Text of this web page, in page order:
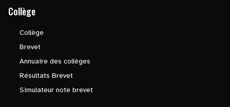
Collège
Collège
Brevet
Annuaire des collèges
Résultats Brevet
Simulateur note brevet